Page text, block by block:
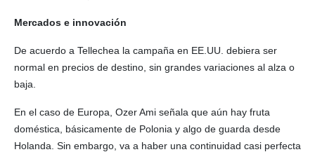
Mercados e innovación
De acuerdo a Tellechea la campaña en EE.UU. debiera ser
normal en precios de destino, sin grandes variaciones al alza o
baja.
En el caso de Europa, Ozer Ami señala que aún hay fruta
doméstica, básicamente de Polonia y algo de guarda desde
Holanda. Sin embargo, va a haber una continuidad casi perfecta